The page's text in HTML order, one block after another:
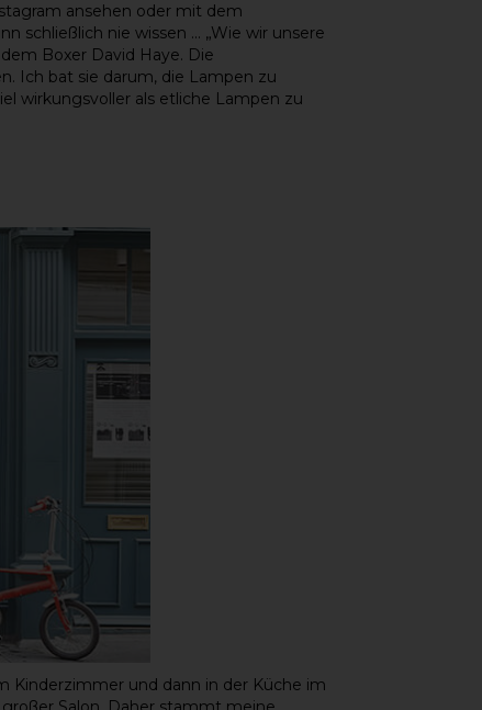
ansehen oder mit dem
schließlich nie wissen ... „Wie wir unsere
Boxer David Haye. Die
Ich bat sie darum, die Lampen zu
wirkungsvoller als etliche Lampen zu
Kinderzimmer und dann in der Küche im